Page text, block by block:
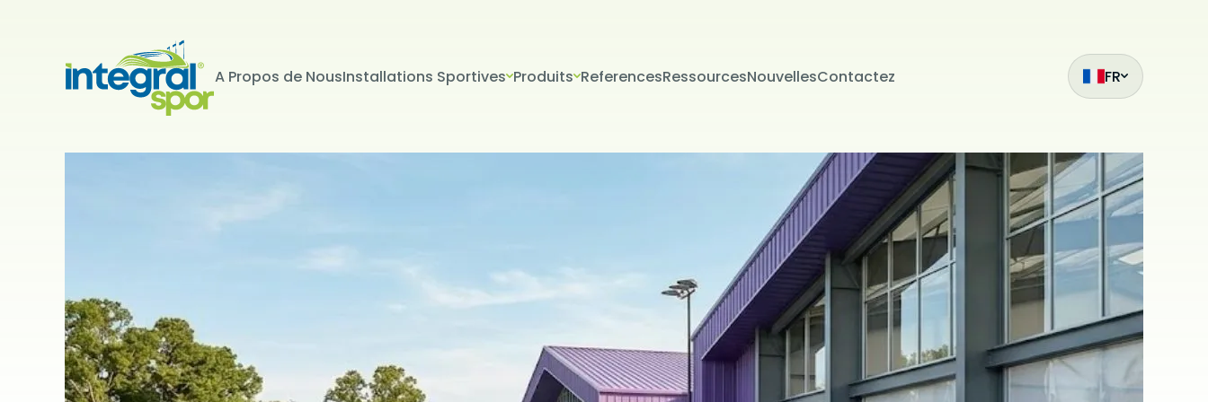
A Propos de NousInstallations Sportives Produits ReferencesRessourcesNouvellesContactez FR
adlandırılacaktır.) tarafından işletilen (www.alanadi.com) internet sitesini ziyaret
edenlerin gizliliğini korumak Kurumumuzun önde gelen ilkelerindendir. Bu Çerez
Kullanımı Politikası (“Politika”), tüm web sitesi ziyaretçilerimize ve kullanıcılarımıza hangi
Çerezler, bilgisayarınız ya da mobil cihazınız üzerinden ziyaret ettiğiniz internet siteleri
tarafından cihazınıza veya ağ sunucusuna depolanan küçük metin dosyalarıdır.
Genellikle ziyaret ettiğiniz internet sitesini kullanmanız sırasında size kişiselleştirilmiş bir
deneyim sunmak, sunulan hizmetleri geliştirmek ve deneyiminizi iyileştirmek için
kullanılır ve bir internet sitesinde gezinirken kullanım kolaylığına katkıda bulunabilir. Çerez
kullanılmasını tercih etmezseniz tarayıcınızın ayarlarından Çerezleri silebilir ya da
engelleyebilirsiniz. Ancak bunun internet sitemizi kullanımınızı etkileyebileceğini
hatırlatmak isteriz. Tarayıcınızdan Çerez ayarlarınızı değiştirmediğiniz sürece bu sitede
çerez kullanımını kabul ettiğinizi varsayacağız.
Projets Tous les projets